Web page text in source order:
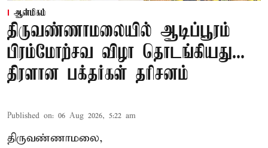
ஆன்மிகம்
திருவண்ணாமலையில் ஆடிப்பூரம்
பிரம்மோற்சவ விழா தொடங்கியது...
திரளான பக்தர்கள் தரிசனம்
Published on: 06 Aug 2026, 5:22 am
திருவண்ணாமலை,